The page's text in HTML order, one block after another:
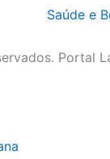
Saúde e
Portal